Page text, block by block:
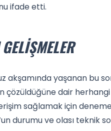
ifade etti.
akşamında yaşanan bu
çözüldüğüne dair
sağlamak için
durumu ve olası teknik